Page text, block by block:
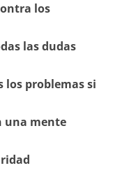
los
las dudas
problemas si
una mente